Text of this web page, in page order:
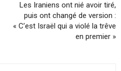
Les Iraniens ont nié avoir tiré,
puis ont changé de version :
« C’est Israël qui a violé la trêve
en premier »